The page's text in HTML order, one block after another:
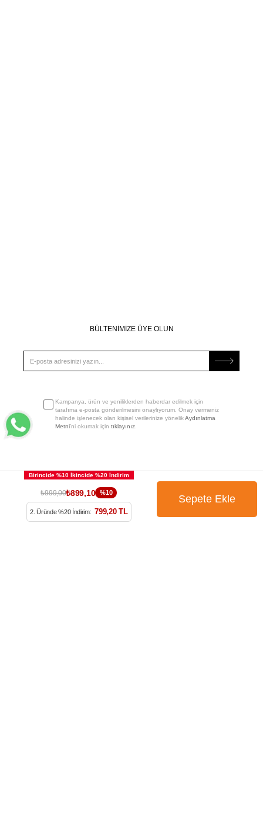
₺999,00₺899,10 %10
2. Üründe %20 İndirim: 799,20 TL
BÜLTENİMİZE ÜYE OLUN
Kampanya, ürün ve yeniliklerden haberdar edilmek için
tarafıma e-posta gönderilmesini onaylıyorum. Onay vermeniz
halinde işlenecek olan kişisel verilerinize yönelikAydınlatma
Metni’ni okumak için tıklayınız.